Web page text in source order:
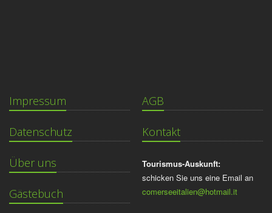
Impressum
Datenschutz
Über uns
Gästebuch
AGB
Kontakt
Tourismus-Auskunft:
schicken Sie uns eine Email an
comerseeitalien@hotmail.it